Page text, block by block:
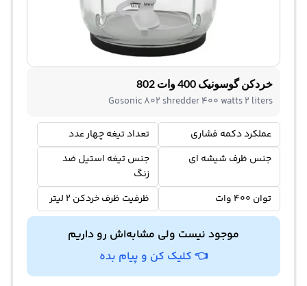
خردکن گوسونیک 400 وات 802
Gosonic 802 shredder 400 watts 2 liters
عملکرد دکمه فشاری
تعداد تیغه چهار عدد
جنس ظرف شیشه ای
جنس تیغه استیل ضد
زنگ
توان 400 وات
ظرفیت ظرف خردکن 2 لیتر
موجود نیست ولی مشابه‌اش رو داریم
👈 کلیک کن و پیام بده